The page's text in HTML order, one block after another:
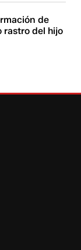
de
rastro del hijo